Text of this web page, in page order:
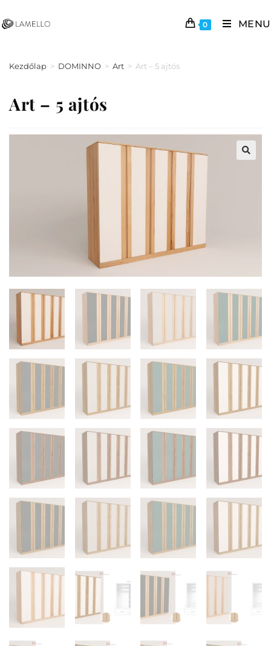
0 MENU
Kezdőlap > DOMINNO > Art > Art – 5 ajtós
Art – 5 ajtós